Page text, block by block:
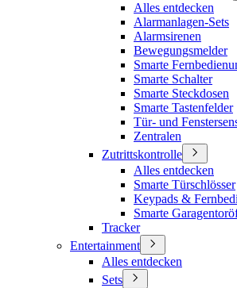
Alles entdecken
Alarmanlagen-Sets
Alarmsirenen
Bewegungsmelder
Smarte
Smarte Schalter
Smarte Steckdosen
Smarte Tastenfelder
Tür- und
Zentralen
Zutrittskontrolle
Alles entdecken
Smarte Türschlösser
Keypads &
Smarte
Tracker
Entertainment
Alles entdecken
Sets